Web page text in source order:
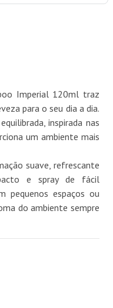
Imperial 120ml traz
para o seu dia a dia.
inspirada nas
um ambiente mais
suave, refrescante
e spray de fácil
pequenos espaços ou
do ambiente sempre